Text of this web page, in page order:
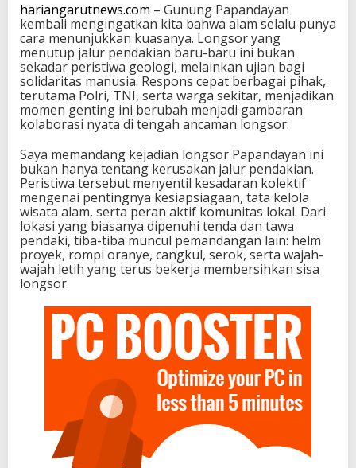
hariangarutnews.com – Gunung Papandayan
kembali mengingatkan kita bahwa alam selalu punya
cara menunjukkan kuasanya. Longsor yang
menutup jalur pendakian baru-baru ini bukan
sekadar peristiwa geologi, melainkan ujian bagi
solidaritas manusia. Respons cepat berbagai pihak,
terutama Polri, TNI, serta warga sekitar, menjadikan
momen genting ini berubah menjadi gambaran
kolaborasi nyata di tengah ancaman longsor.
Saya memandang kejadian longsor Papandayan ini
bukan hanya tentang kerusakan jalur pendakian.
Peristiwa tersebut menyentil kesadaran kolektif
mengenai pentingnya kesiapsiagaan, tata kelola
wisata alam, serta peran aktif komunitas lokal. Dari
lokasi yang biasanya dipenuhi tenda dan tawa
pendaki, tiba-tiba muncul pemandangan lain: helm
proyek, rompi oranye, cangkul, serok, serta wajah-
wajah letih yang terus bekerja membersihkan sisa
longsor.